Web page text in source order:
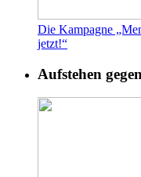
Die Kampagne
jetzt!“
Aufstehen